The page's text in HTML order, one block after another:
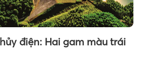
điện: Hai gam màu trái